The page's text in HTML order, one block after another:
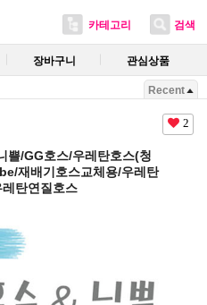
카테고리 검색
장바구니 관심상품
Recent
2
쁠/GG호스/우레탄호스(청
재배기호스교체용/우레탄
탄연질호스